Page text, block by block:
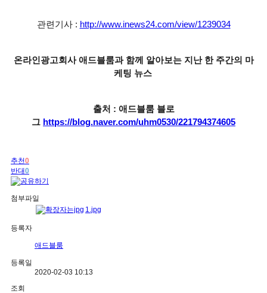
관련기사 : http://www.inews24.com/view/1239034
온라인광고회사 애드블룸과 함께 알아보는 지난 한 주간의 마
케팅 뉴스
출처 : 애드블룸 블로
그 https://blog.naver.com/uhm0530/221794374605
추천0
반대0
첨부파일
1.jpg
등록자
애드블룸
등록일
2020-02-03 10:13
조회